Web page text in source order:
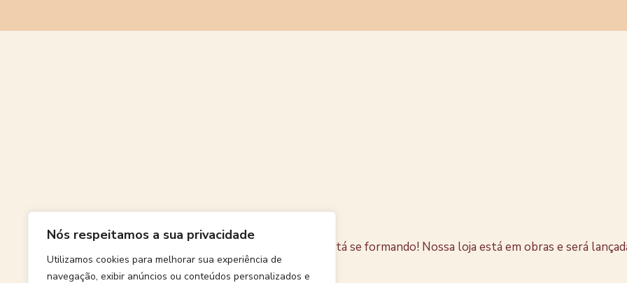
Nós respeitamos a sua privacidade
Utilizamos cookies para melhorar sua experiência de
navegação, exibir anúncios ou conteúdos personalizados e
Algo grande está se formando! Nossa loja está em obras e será